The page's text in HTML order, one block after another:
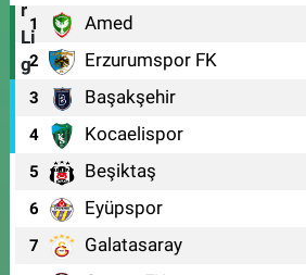
1 Amed
2 Erzurumspor FK
3 Başakşehir
4 Kocaelispor
5 Beşiktaş
6 Eyüpspor
7 Galatasaray